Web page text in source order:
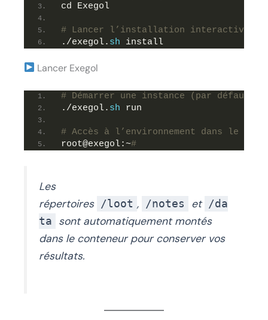
cd Exegol
# Lancer l’installation interactive
./exegol. sh install
Lancer Exegol
# Démarrer une instance (par défaut
./exegol. sh run
# Accès à l’environnement dans le
root@exegol:~#
Les
répertoires /loot , /notes et /da
ta
sont automatiquement montés
dans le conteneur pour conserver vos
résultats.